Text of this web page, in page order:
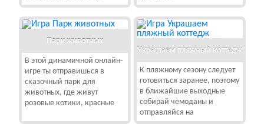
Парк животных
В этой динамичной онлайн-
игре ты отправишься в
сказочный парк для
животных, где живут
розовые котики, красные
Украшаем пляжный коттедж
К пляжному сезону следует
готовиться заранее, поэтому
в ближайшие выходные
собирай чемоданы и
отправляйся на